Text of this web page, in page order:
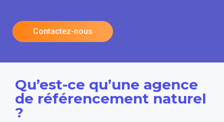
Contactez-nous
Qu’est-ce qu’une agence
de référencement naturel
?